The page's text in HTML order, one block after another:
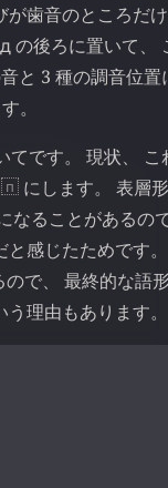
が歯音のところだ
дの後ろに置いて、
と 3 種の調音位
。
てです。 現状、
п にします。 表層
なることがあるの
感じたためです
で、 最終的な語
理由もあります。